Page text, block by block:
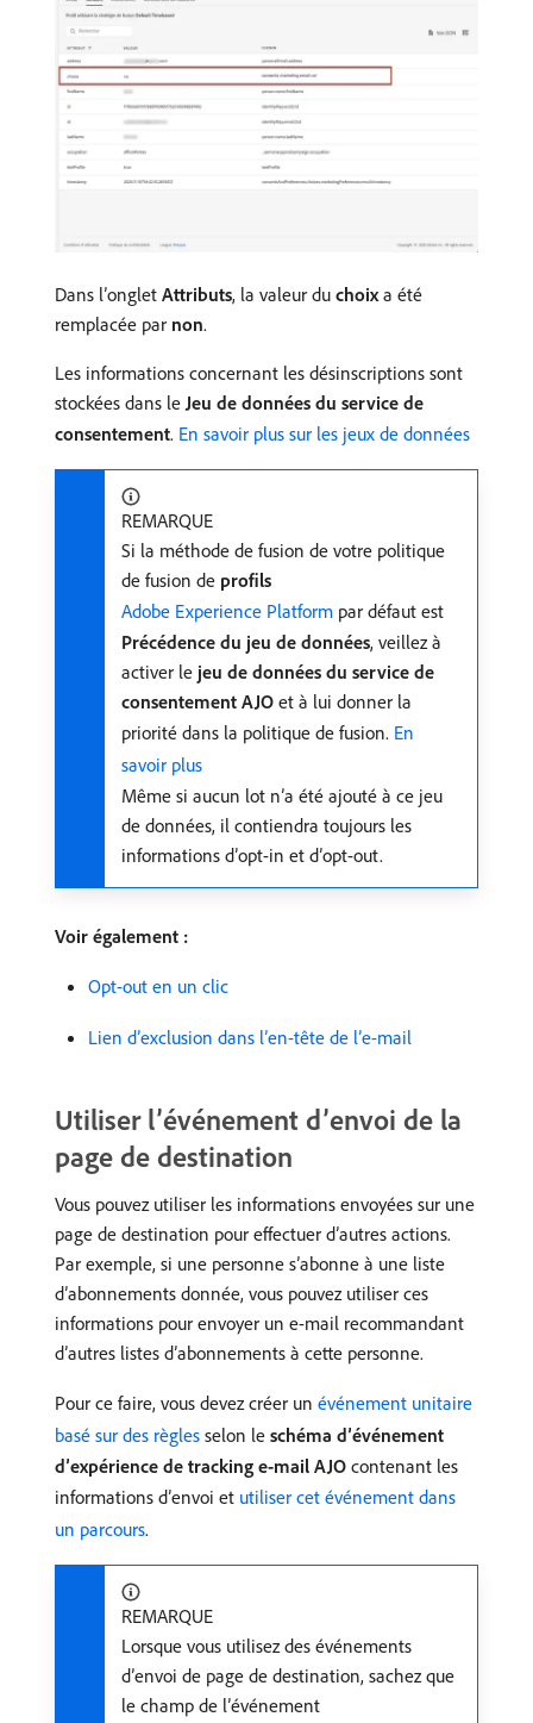
Dans l’onglet Attributs, la valeur du choix a été
remplacée par non.
Les informations concernant les désinscriptions sont
stockées dans le Jeu de données du service de
consentement. En savoir plus sur les jeux de données
REMARQUE
Si la méthode de fusion de votre politique
de fusion de profils
Adobe Experience Platform par défaut est
Précédence du jeu de données, veillez à
activer le jeu de données du service de
consentement AJO et à lui donner la
priorité dans la politique de fusion. En
savoir plus
Même si aucun lot n’a été ajouté à ce jeu
de données, il contiendra toujours les
informations d’opt-in et d’opt-out.
Voir également :
Opt-out en un clic
Lien d’exclusion dans l’en-tête de l’e-mail
Utiliser l’événement d’envoi de la
page de destination
Vous pouvez utiliser les informations envoyées sur une
page de destination pour effectuer d’autres actions.
Par exemple, si une personne s’abonne à une liste
d’abonnements donnée, vous pouvez utiliser ces
informations pour envoyer un e-mail recommandant
d’autres listes d’abonnements à cette personne.
Pour ce faire, vous devez créer un événement unitaire
basé sur des règles selon le schéma d’événement
d’expérience de tracking e-mail AJO contenant les
informations d’envoi et utiliser cet événement dans
un parcours.
REMARQUE
Lorsque vous utilisez des événements
d’envoi de page de destination, sachez que
le champ de l’événement